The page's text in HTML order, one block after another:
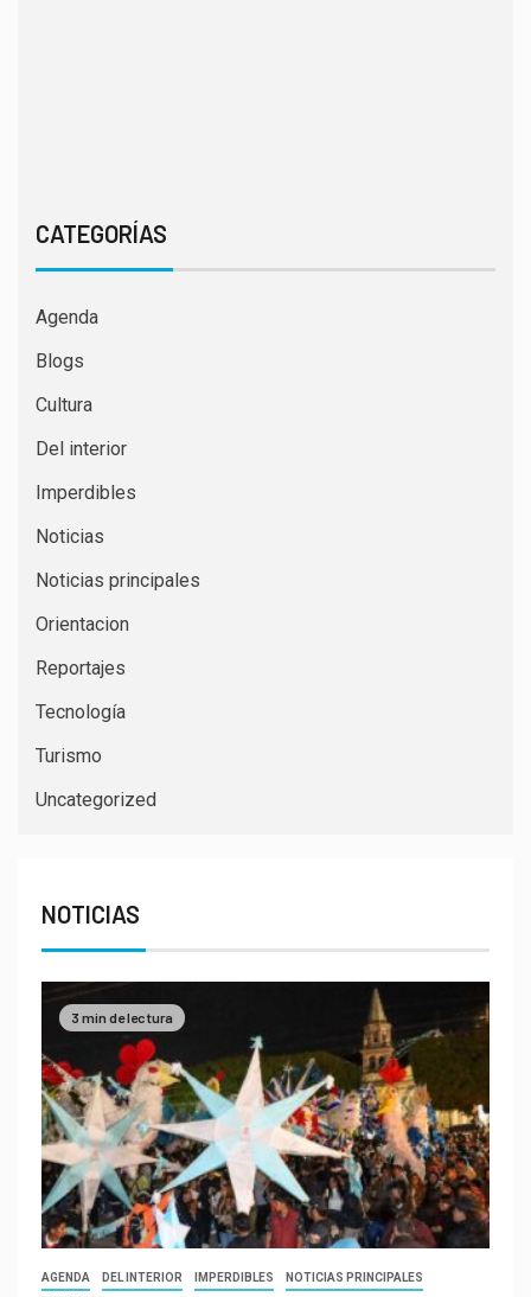
CATEGORÍAS
Agenda
Blogs
Cultura
Del interior
Imperdibles
Noticias
Noticias principales
Orientacion
Reportajes
Tecnología
Turismo
Uncategorized
NOTICIAS
3 min de lectura
AGENDA DEL INTERIOR IMPERDIBLES
NOTICIAS PRINCIPALES